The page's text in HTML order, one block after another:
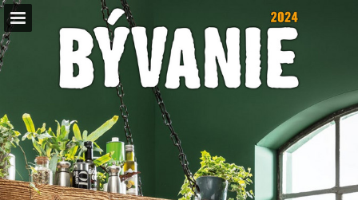
hornbach.sk
Náhľad stránky
Celá obrazovka
Súvisiace publikácie
Stiahnuť PDF